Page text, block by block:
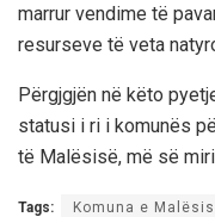
marrur vendime të
resurseve të veta
Përgjgjën në këto
statusi i ri i komunës
të Malësisë, më së
Tags: Komuna e